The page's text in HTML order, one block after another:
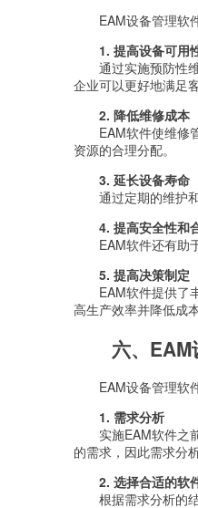
EAM设备管理软
1. 提高设备可用
通过实施预防性
企业可以更好地满足
2. 降低维修成本
EAM软件使维修
资源的合理分配。
3. 延长设备寿命
通过定期的维护
4. 提高安全性和
EAM软件还有助
5. 提高决策制定
EAM软件提供了
高生产效率并降低成本
六、
EAM设备管理软
1. 需求分析
实施EAM软件之
的需求，因此需求分
2. 选择合适的软
根据需求分析的